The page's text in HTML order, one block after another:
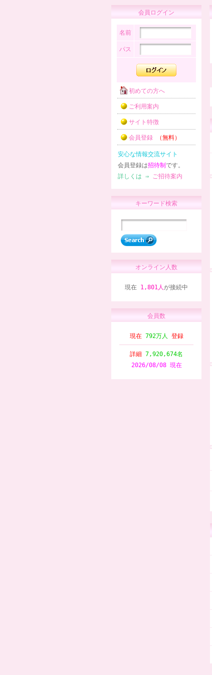
会員ログイン
名前
パス
初めての方へ
ご利用案内
サイト特徴
会員登録 （無料）
安心な情報交流サイト
会員登録は招待制 です。
詳しくは ⇒ ご招待案内
キーワード検索
オンライン人数
現在 1,801人が接続中
会員数
現在 792万人 登録
詳細 7,920,674名
2026/08/08 現在